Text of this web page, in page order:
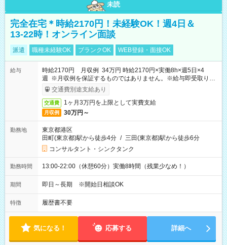
未読
完全在宅＊時給2170円！未経験OK！週4日＆
13-22時！オンライン面談
派遣 職種未経験OK ブランクOK WEB登録・面接OK
給与
時給2170円 月収例 34万円 時給2170円×実働8h×週5日×4
週 ※月収例を保証するものではありません。※給与即受取りサ
ービス利用可（利用条件有）
交通費別途支給あり
交通費 1ヶ月3万円を上限として実費支給
月収例 30万円～
勤務地
東京都港区
田町(東京都)駅から徒歩4分 / 三田(東京都)駅から徒歩6分
コンサルタント・シンクタンク
勤務時間 13:00-22:00（休憩60分）実働8時間（残業少なめ！）
期間 即日～長期 ※開始日相談OK
特徴 履歴書不要
気になる！ 応募する 詳細へ